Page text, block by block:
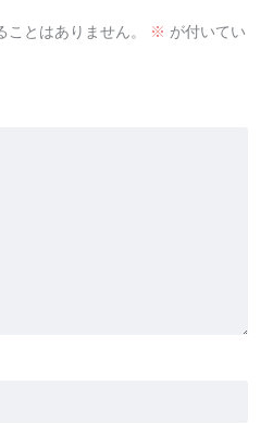
とはありません。 ※ が付いてい